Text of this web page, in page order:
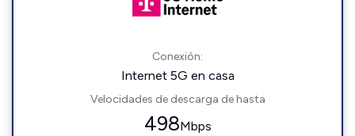
Conexión:
Internet 5G en casa
Velocidades de descarga de hasta
498Mbps